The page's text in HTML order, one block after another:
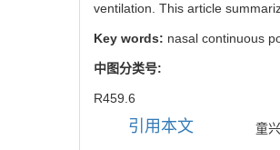
ventilation. This article
Key words: nasal continuous
中图分类号:
R459.6
引用本文 童